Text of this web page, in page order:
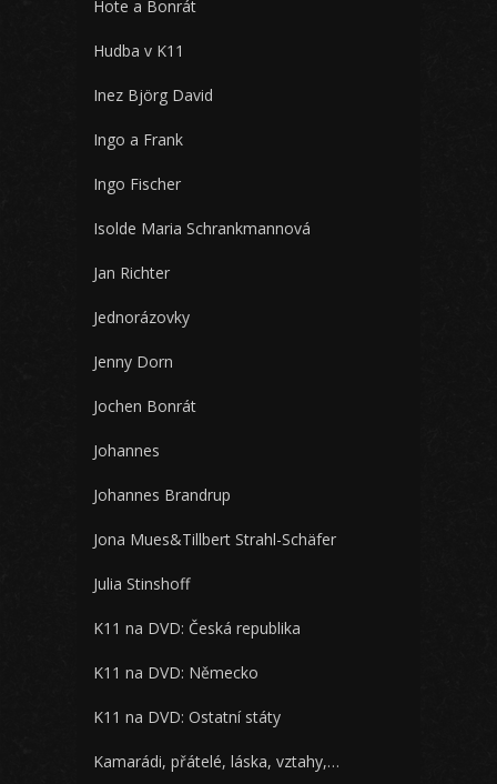
Hote a Bonrát
Hudba v K11
Inez Björg David
Ingo a Frank
Ingo Fischer
Isolde Maria Schrankmannová
Jan Richter
Jednorázovky
Jenny Dorn
Jochen Bonrát
Johannes
Johannes Brandrup
Jona Mues&Tillbert Strahl-Schäfer
Julia Stinshoff
K11 na DVD: Česká republika
K11 na DVD: Německo
K11 na DVD: Ostatní státy
Kamarádi, přátelé, láska, vztahy,…